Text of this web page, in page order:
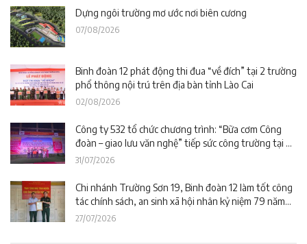
Dựng ngôi trường mơ ước nơi biên cương
07/08/2026
Binh đoàn 12 phát động thi đua “về đích” tại 2 trường
phổ thông nội trú trên địa bàn tỉnh Lào Cai
02/08/2026
Công ty 532 tổ chức chương trình: “Bữa cơm Công
đoàn – giao lưu văn nghệ” tiếp sức công trường tại dự
án Trường phổ thông nội trú liên cấp La Êê (TP. Đà
31/07/2026
Chi nhánh Trường Sơn 19, Binh đoàn 12 làm tốt công
tác chính sách, an sinh xã hội nhân kỷ niệm 79 năm
Ngày Thương binh – Liệt sĩ
27/07/2026